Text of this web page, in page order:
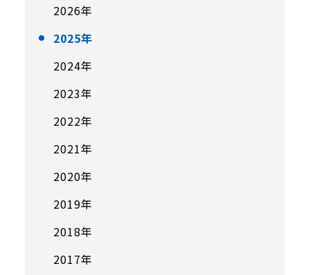
2026年
2025年
2024年
2023年
2022年
2021年
2020年
2019年
2018年
2017年